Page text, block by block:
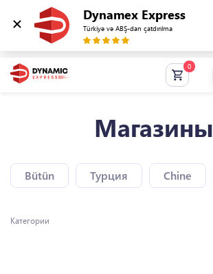
Dynamex Express
Türkiyə və ABŞ-dan çatdırılma
Магазины
Bütün Турция Chine
Категории